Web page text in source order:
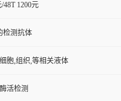
48T 1200元
检测抗体
胞,组织,等相关液体
活检测